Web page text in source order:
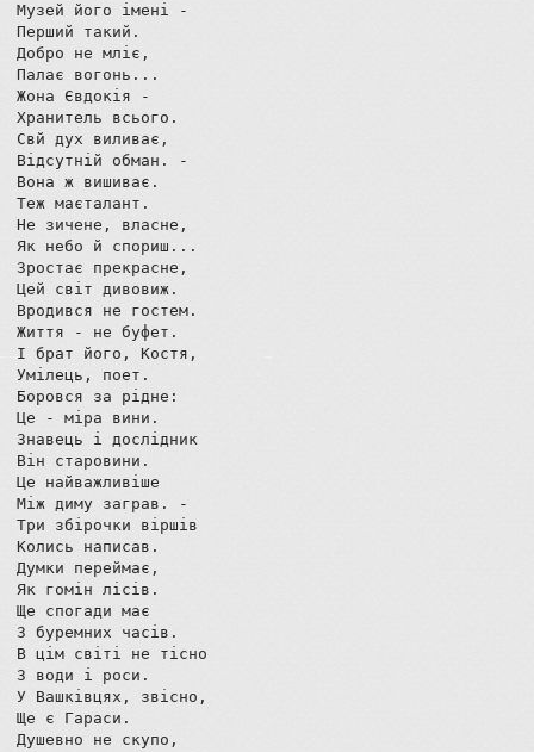
Музей його імені -
Перший такий.
Добро не мліє,
Палає вогонь...
Жона Євдокія -
Хранитель всього.
Свй дух виливає,
Відсутній обман. -
Вона ж вишиває.
Теж маєталант.
Не зичене, власне,
Як небо й спориш...
Зростає прекрасне,
Цей світ дивовиж.
Вродився не гостем.
Життя - не буфет.
І брат його, Костя,
Умілець, поет.
Боровся за рідне:
Це - міра вини.
Знавець і дослідник
Він старовини.
Це найважливіше
Між диму заграв. -
Три збірочки віршів
Колись написав.
Думки переймає,
Як гомін лісів.
Ще спогади має
З буремних часів.
В цім світі не тісно
З води і роси.
У Вашківцях, звісно,
Ще є Гараси.
Душевно не скупо,